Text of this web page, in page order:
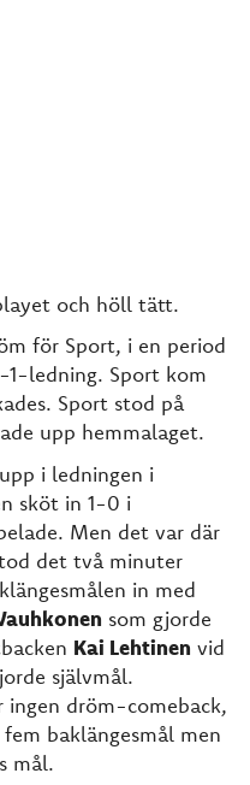
och höll tätt.
för Sport, i en period
1-ledning. Sport kom
Sport stod på
upp hemmalaget.
i ledningen i
sköt in 1-0 i
Men det var där
det två minuter
in med
som gjorde
Kai Lehtinen vid
självmål.
ingen dröm-comeback,
baklängesmål men
mål.